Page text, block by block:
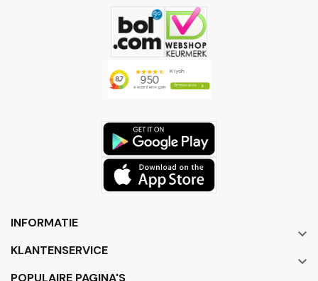
INFORMATIE

KLANTENSERVICE

POPULAIRE PAGINA'S